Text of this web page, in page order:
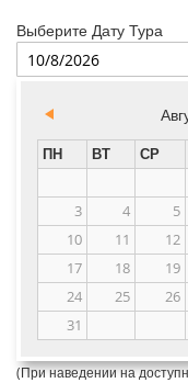
Выберите Дату Тура
ПН ВТ СР
3
4 5
10
11 12
17
18 19
24
25 26
31
(При наведении на